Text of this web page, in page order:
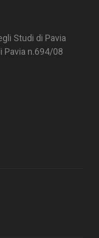
Studi di Pavia
Pavia n.694/08